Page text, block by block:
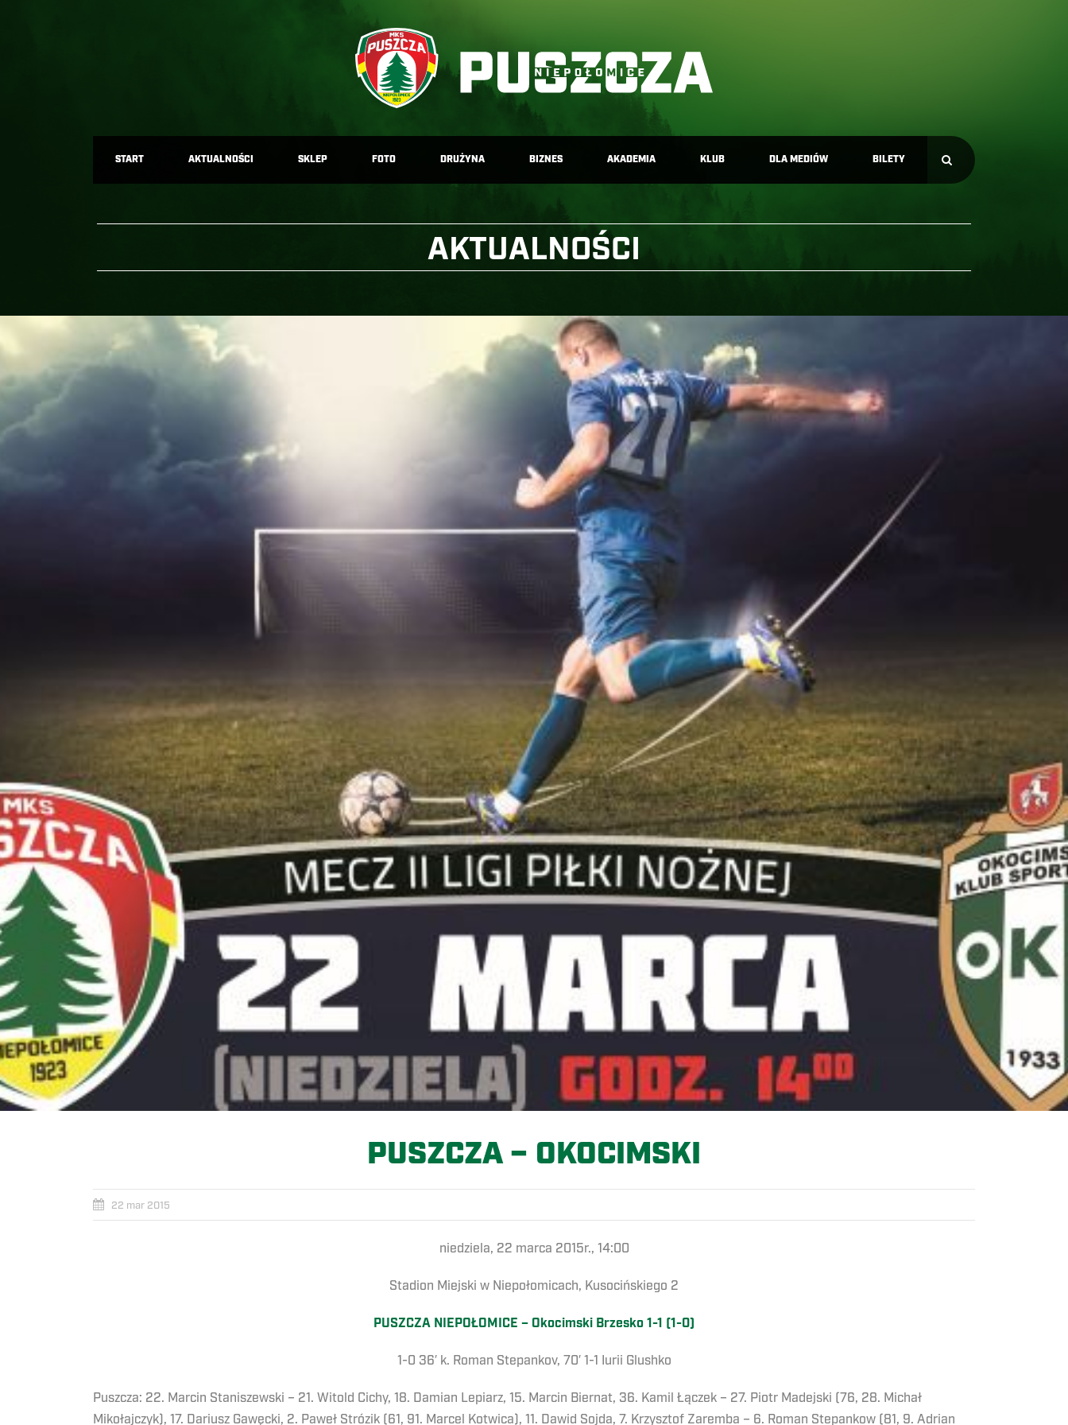
START AKTUALNOŚCI SKLEP FOTO DRUŻYNA BIZNES AKADEMIA KLUB DLA MEDIÓW BILETY
AKTUALNOŚCI
PUSZCZA – OKOCIMSKI
22 mar 2015
niedziela, 22 marca 2015r., 14:00
Stadion Miejski w Niepołomicach, Kusocińskiego 2
PUSZCZA NIEPOŁOMICE – Okocimski Brzesko 1-1 (1-0)
1-0 36′ k. Roman Stepankov, 70′ 1-1 Iurii Glushko
Puszcza: 22. Marcin Staniszewski – 21. Witold Cichy, 18. Damian Lepiarz, 15. Marcin Biernat, 36. Kamil Łączek – 27. Piotr Madejski (76, 28. Michał
Mikołajczyk), 17. Dariusz Gawęcki, 2. Paweł Strózik (61, 91. Marcel Kotwica), 11. Dawid Sojda, 7. Krzysztof Zaremba – 6. Roman Stepankow (81, 9. Adrian